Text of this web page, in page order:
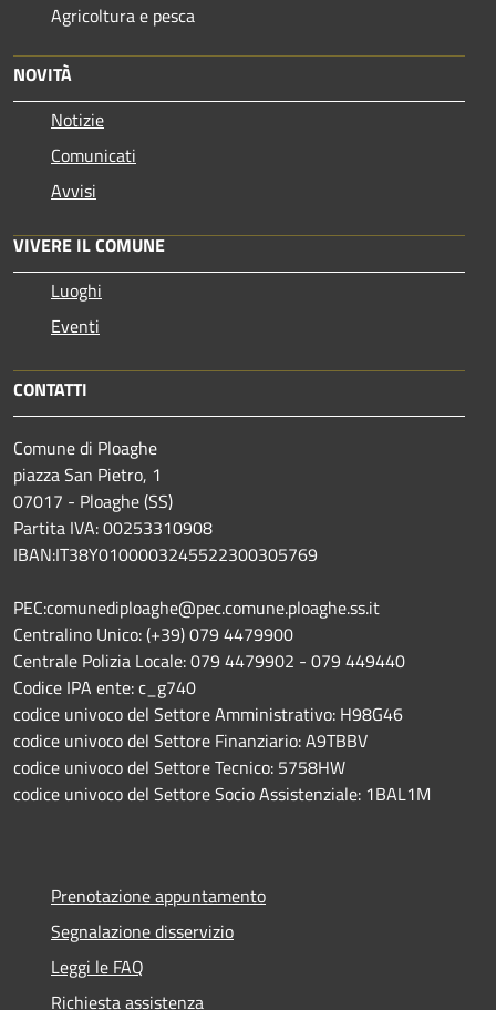
Agricoltura e pesca
NOVITÀ
Notizie
Comunicati
Avvisi
VIVERE IL COMUNE
Luoghi
Eventi
CONTATTI
Comune di Ploaghe
piazza San Pietro, 1
07017 - Ploaghe (SS)
Partita IVA: 00253310908
IBAN:IT38Y0100003245522300305769
PEC:comunediploaghe@pec.comune.ploaghe.ss.it
Centralino Unico: (+39) 079 4479900
Centrale Polizia Locale: 079 4479902 - 079 449440
Codice IPA ente: c_g740
codice univoco del Settore Amministrativo: H98G46
codice univoco del Settore Finanziario: A9TBBV
codice univoco del Settore Tecnico: 5758HW
codice univoco del Settore Socio Assistenziale: 1BAL1M
Prenotazione appuntamento
Segnalazione disservizio
Leggi le FAQ
Richiesta assistenza